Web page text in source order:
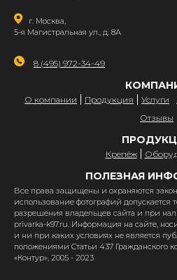
г. Москва,
5-я Магистральная ул., д. 8А
8 (495) 972-34-49
О компании Продукция Услуги
Отзывы
Крепёж
ПОЛЕЗНАЯ
Все права защищены и охраняются
использование фотографий допускается
разрешения владельцев сайта и при
privarka-k97.ru. Информация на сайте,
и ни при каких условиях не является
положениями Статьи 437 Гражданского
«Контур», 2005 - 2023